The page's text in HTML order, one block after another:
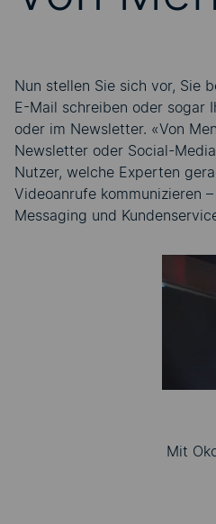
Nun stellen Sie sich vor, Sie
E-Mail schreiben oder sogar
oder im Newsletter. «Von
Newsletter oder Social-
Nutzer, welche Experten
Videoanrufe kommunizieren
Messaging und
Mit